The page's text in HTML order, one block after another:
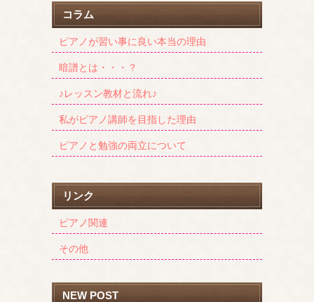
コラム
ピアノが習い事に良い本当の理由
暗譜とは・・・？
♪レッスン教材と流れ♪
私がピアノ講師を目指した理由
ピアノと勉強の両立について
リンク
ピアノ関連
その他
NEW POST